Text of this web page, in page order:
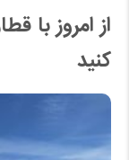
از امروز با
کنید